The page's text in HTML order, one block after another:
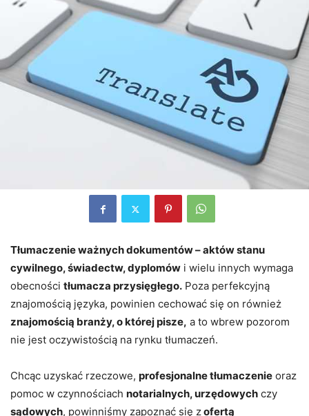
Tłumaczenie ważnych dokumentów – aktów stanu
cywilnego, świadectw, dyplomów i wielu innych wymaga
obecności tłumacza przysięgłego. Poza perfekcyjną
znajomością języka, powinien cechować się on również
znajomością branży, o której pisze, a to wbrew pozorom
nie jest oczywistością na rynku tłumaczeń.
Chcąc uzyskać rzeczowe, profesjonalne tłumaczenie oraz
pomoc w czynnościach notarialnych, urzędowych czy
sądowych, powinniśmy zapoznać się zofertą